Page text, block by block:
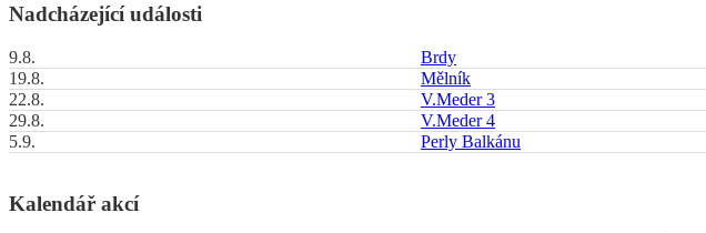
Nadcházející události
9.8.
Brdy
19.8.
Mělník
22.8.
V.Meder 3
29.8.
V.Meder 4
5.9.
Perly Balkánu
Kalendář akcí